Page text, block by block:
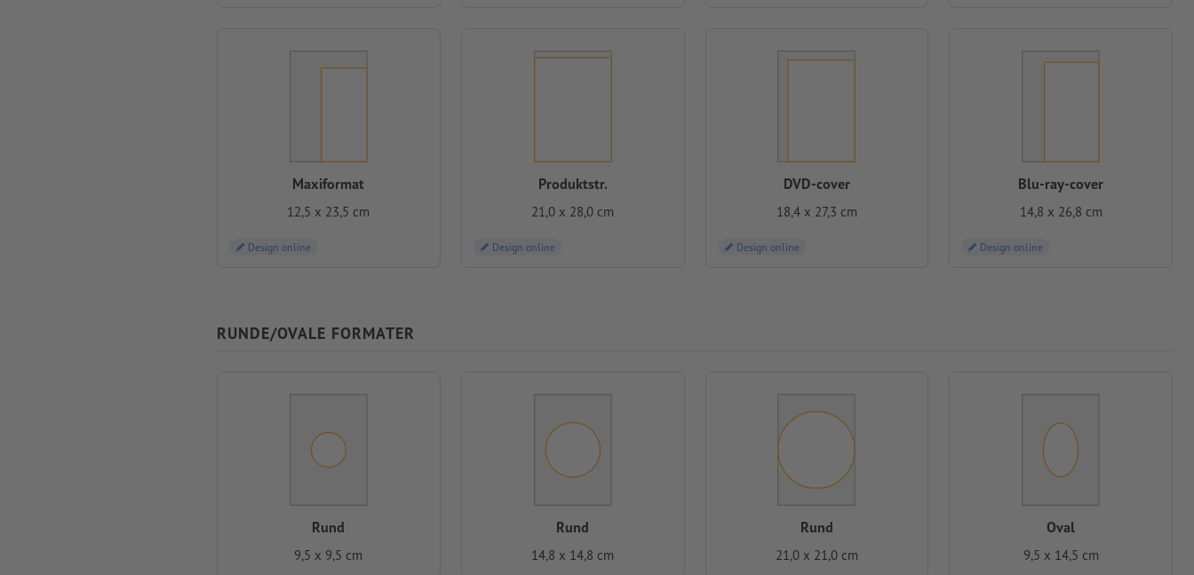
Maxiformat
12,5 x 23,5 cm
Design online
Produktstr.
21,0 x 28,0 cm
Design online
DVD-cover
18,4 x 27,3 cm
Design online
Blu-ray-cover
14,8 x 26,8 cm
Design online
RUNDE/OVALE FORMATER
Rund
9,5 x 9,5 cm
Rund
14,8 x 14,8 cm
Rund
21,0 x 21,0 cm
Oval
9,5 x 14,5 cm